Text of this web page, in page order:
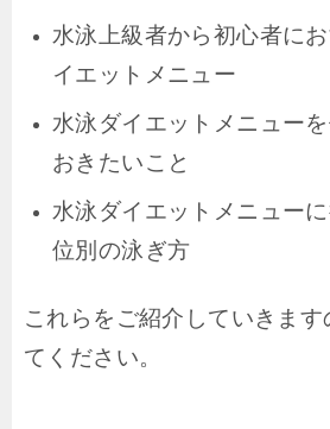
水泳上級者から初心者に
イエットメニュー
水泳ダイエットメニュー
おきたいこと
水泳ダイエットメニュー
位別の泳ぎ方
これらをご紹介していきます
てください。